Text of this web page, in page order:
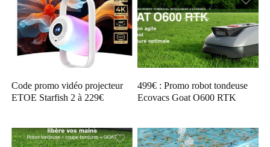
Code promo vidéo projecteur
ETOE Starfish 2 à 229€
499€ : Promo robot tondeuse
Ecovacs Goat O600 RTK